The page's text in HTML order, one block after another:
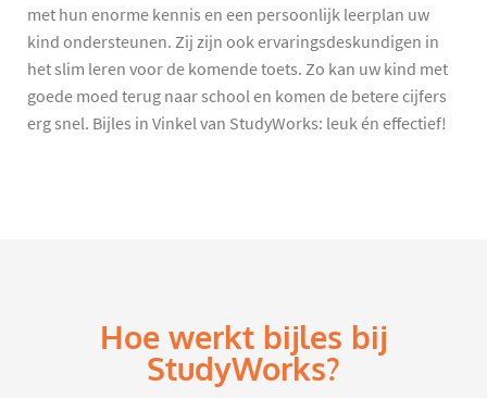
met hun enorme kennis en een persoonlijk leerplan uw
kind ondersteunen. Zij zijn ook ervaringsdeskundigen in
het slim leren voor de komende toets. Zo kan uw kind met
goede moed terug naar school en komen de betere cijfers
erg snel. Bijles in Vinkel van StudyWorks: leuk én effectief!
Hoe werkt bijles bij
StudyWorks?